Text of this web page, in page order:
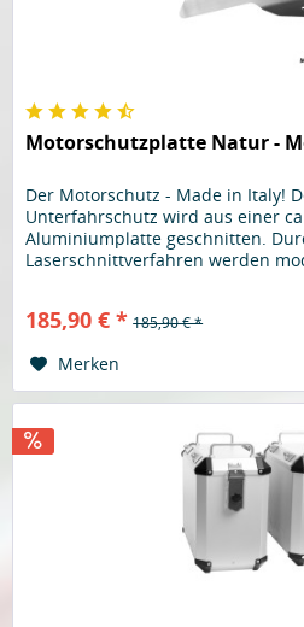
Motorschutzplatte Natur -
Der Motorschutz - Made in Italy!
Unterfahrschutz wird aus einer
Aluminiumplatte geschnitten.
Laserschnittverfahren werden
Anschließend wird dieses Stück
185,90 € * 185,90 € *
Merken